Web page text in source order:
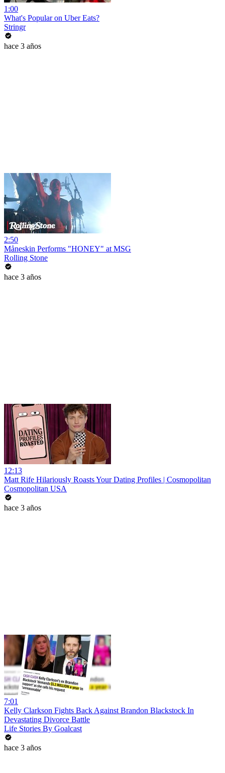
1:00
What's Popular on Uber Eats?
Stringr
hace 3 años
2:50
Måneskin Performs "HONEY" at MSG
Rolling Stone
hace 3 años
12:13
Matt Rife Hilariously Roasts Your Dating Profiles | Cosmopolitan
Cosmopolitan USA
hace 3 años
7:01
Kelly Clarkson Fights Back Against Brandon Blackstock In
Devastating Divorce Battle
Life Stories By Goalcast
hace 3 años